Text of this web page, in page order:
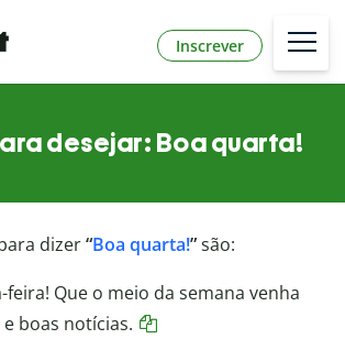
Inscrever
desejar: Boa quarta!
dizer“Boa quarta!”são:
feira! Que o meio da semana venha
boas notícias.